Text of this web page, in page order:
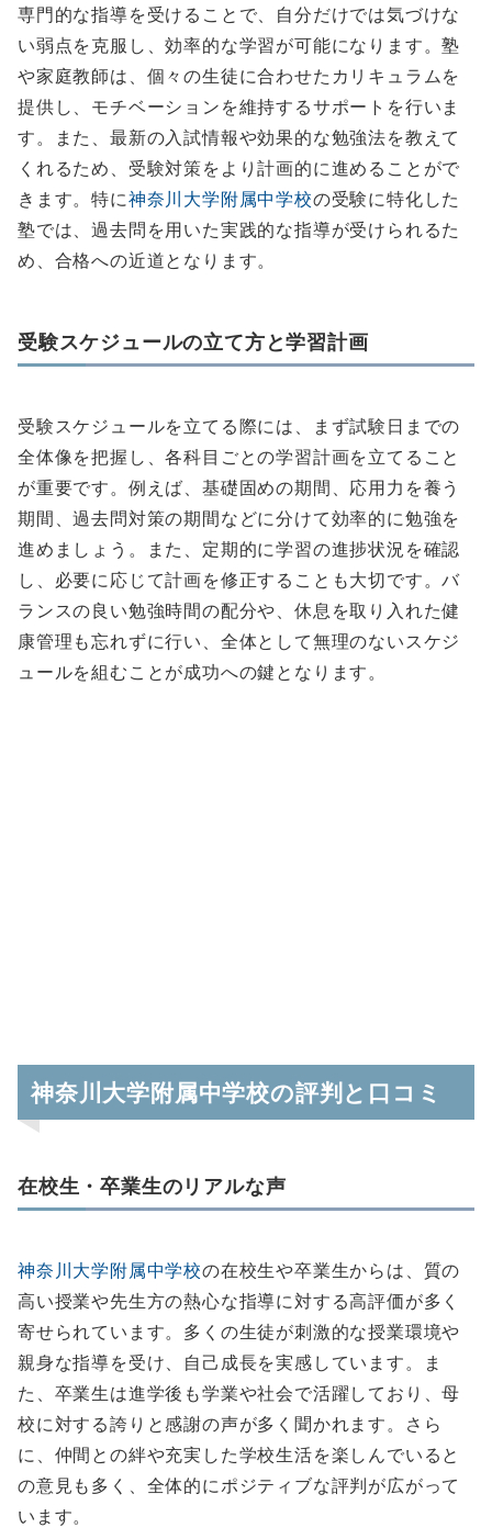
専門的な指導を受けることで、自分だけでは気づけな
い弱点を克服し、効率的な学習が可能になります。塾
や家庭教師は、個々の生徒に合わせたカリキュラムを
提供し、モチベーションを維持するサポートを行いま
す。また、最新の入試情報や効果的な勉強法を教えて
くれるため、受験対策をより計画的に進めることがで
きます。特に神奈川大学附属中学校の受験に特化した
塾では、過去問を用いた実践的な指導が受けられるた
め、合格への近道となります。
受験スケジュールの立て方と学習計画
受験スケジュールを立てる際には、まず試験日までの
全体像を把握し、各科目ごとの学習計画を立てること
が重要です。例えば、基礎固めの期間、応用力を養う
期間、過去問対策の期間などに分けて効率的に勉強を
進めましょう。また、定期的に学習の進捗状況を確認
し、必要に応じて計画を修正することも大切です。バ
ランスの良い勉強時間の配分や、休息を取り入れた健
康管理も忘れずに行い、全体として無理のないスケジ
ュールを組むことが成功への鍵となります。
神奈川大学附属中学校の評判と口コミ
在校生・卒業生のリアルな声
神奈川大学附属中学校の在校生や卒業生からは、質の
高い授業や先生方の熱心な指導に対する高評価が多く
寄せられています。多くの生徒が刺激的な授業環境や
親身な指導を受け、自己成長を実感しています。ま
た、卒業生は進学後も学業や社会で活躍しており、母
校に対する誇りと感謝の声が多く聞かれます。さら
に、仲間との絆や充実した学校生活を楽しんでいると
の意見も多く、全体的にポジティブな評判が広がって
います。